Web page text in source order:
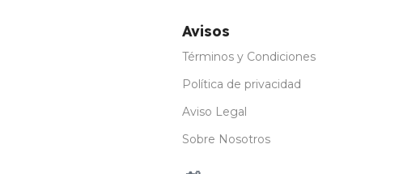
Avisos
Términos y Condiciones
Política de privacidad
Aviso Legal
Sobre Nosotros